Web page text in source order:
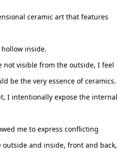
ceramic art that features
inside.
not visible from the outside, I feel
be the very essence of ceramics.
I intentionally expose the internal
me to express conflicting
outside and inside, front and back,